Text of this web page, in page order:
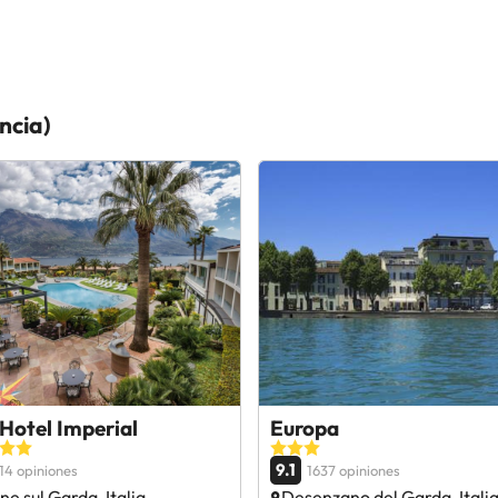
Imperial
opiniones
Europa
9.1 1637 opiniones